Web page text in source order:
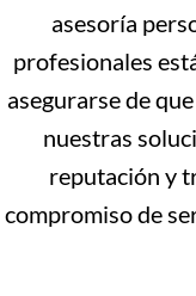
asesoría
profesionales
asegurarse de
nuestras
reputación y
compromiso de